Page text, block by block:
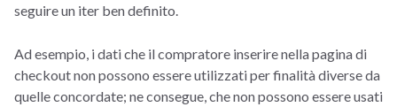
seguire un iter ben definito.
Ad esempio, i dati che il compratore inserire nella pagina di
checkout non possono essere utilizzati per finalità diverse da
quelle concordate; ne consegue, che non possono essere usati